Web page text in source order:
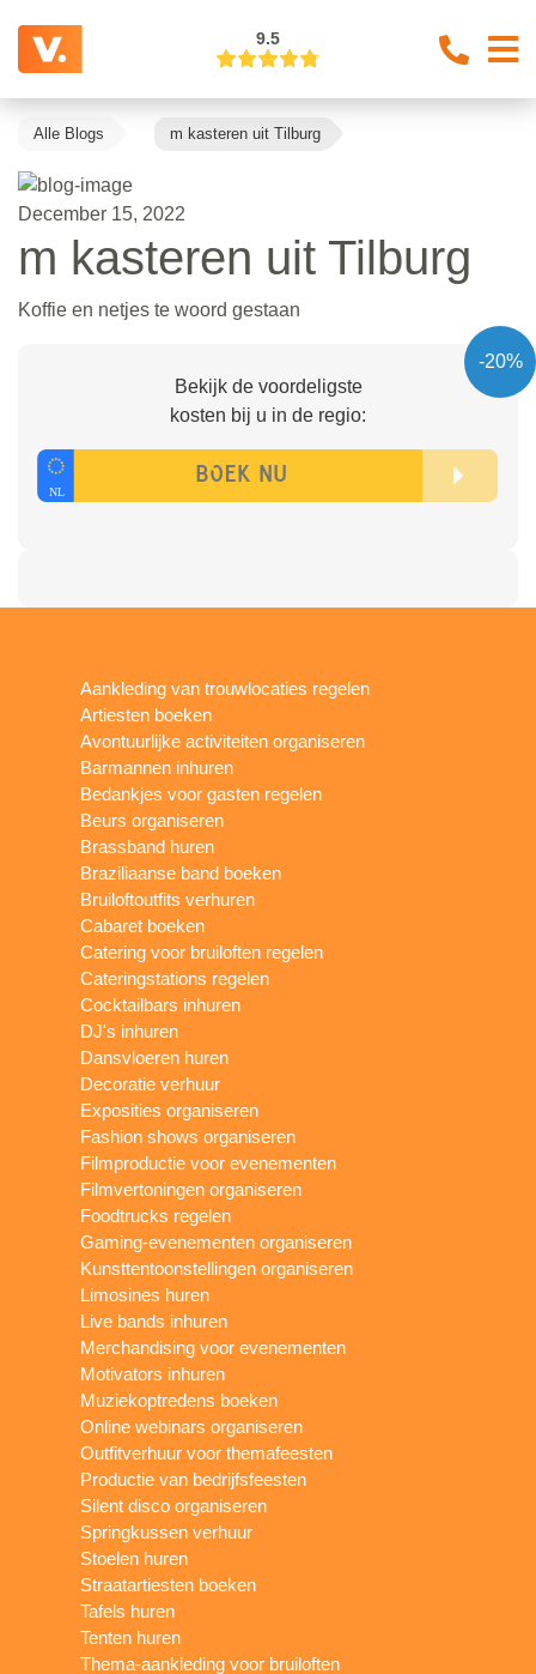
9.5
Alle Blogs m kasteren uit Tilburg
December 15, 2022
m kasteren uit Tilburg
Koffie en netjes te woord gestaan
-20%
Bekijk de voordeligste
kosten bij u in de regio:
Aankleding van trouwlocaties regelen
Artiesten boeken
Avontuurlijke activiteiten organiseren
Barmannen inhuren
Bedankjes voor gasten regelen
Beurs organiseren
Brassband huren
Braziliaanse band boeken
Bruiloftoutfits verhuren
Cabaret boeken
Catering voor bruiloften regelen
Cateringstations regelen
Cocktailbars inhuren
DJ's inhuren
Dansvloeren huren
Decoratie verhuur
Exposities organiseren
Fashion shows organiseren
Filmproductie voor evenementen
Filmvertoningen organiseren
Foodtrucks regelen
Gaming-evenementen organiseren
Kunsttentoonstellingen organiseren
Limosines huren
Live bands inhuren
Merchandising voor evenementen
Motivators inhuren
Muziekoptredens boeken
Online webinars organiseren
Outfitverhuur voor themafeesten
Productie van bedrijfsfeesten
Silent disco organiseren
Springkussen verhuur
Stoelen huren
Straatartiesten boeken
Tafels huren
Tenten huren
Thema-aankleding voor bruiloften